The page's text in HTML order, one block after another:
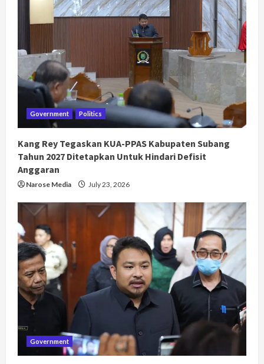
Government Politics
Kang Rey Tegaskan KUA-PPAS Kabupaten Subang
Tahun 2027 Ditetapkan Untuk Hindari Defisit
Anggaran
Narose Media July 23, 2026
Government